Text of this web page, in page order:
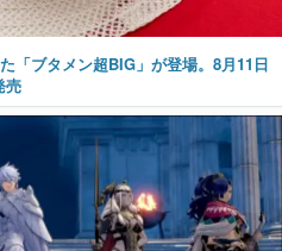
「ブタメン超BIG」が登場。8月11日
売